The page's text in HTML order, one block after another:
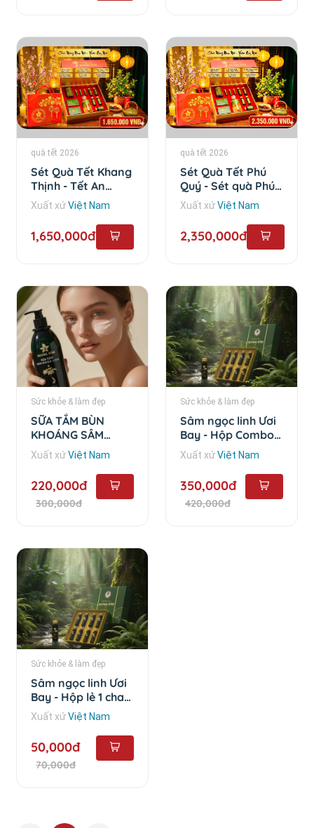
quà tết 2026
Sét Quà Tết Khang
Thịnh - Tết An
Khang
Xuất xứViệt Nam
1,650,000đ
quà tết 2026
Sét Quà Tết Phú
Quý - Sét quà Phú
Quý
Xuất xứViệt Nam
2,350,000đ
Sức khỏe & làm đẹp
SỮA TẮM BÙN
KHOÁNG SÂM
NGỌC LINH -
500ml
Xuất xứViệt Nam
220,000đ
300,000đ
Sức khỏe & làm đẹp
Sâm ngọc linh Ươi
Bay - Hộp Combo
10 chai
Xuất xứViệt Nam
350,000đ
420,000đ
Sức khỏe & làm đẹp
Sâm ngọc linh Ươi
Bay - Hộp lẻ 1 chai
(50ml)
Xuất xứViệt Nam
50,000đ
70,000đ